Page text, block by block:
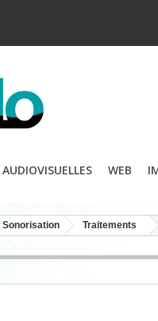
WEB
Sonorisation Traitements